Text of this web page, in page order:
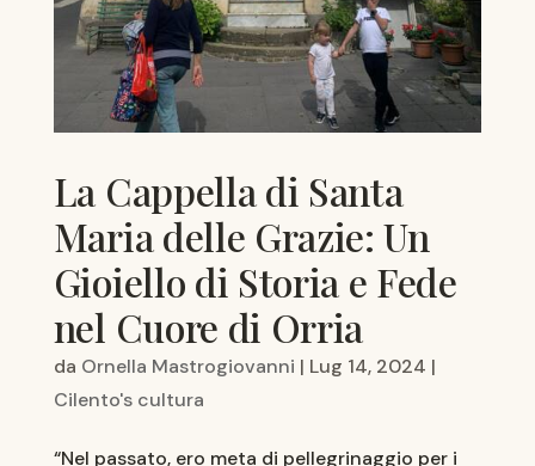
La Cappella di Santa
Maria delle Grazie: Un
Gioiello di Storia e Fede
nel Cuore di Orria
da Ornella Mastrogiovanni | Lug 14, 2024 |
Cilento's cultura
“Nel passato, ero meta di pellegrinaggio per i